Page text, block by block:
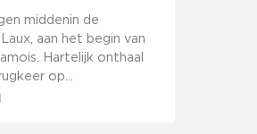
middenin de
aan het begin van
Hartelijk onthaal
op...